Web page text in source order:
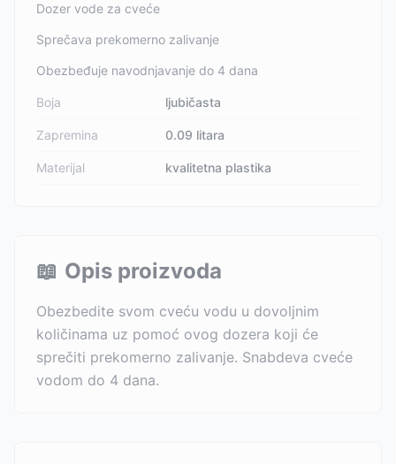
Dozer vode za cveće
Sprečava prekomerno zalivanje
Obezbeđuje navodnjavanje do 4 dana
Boja ljubičasta
Zapremina 0.09 litara
Materijal kvalitetna plastika
📖 Opis proizvoda
Obezbedite svom cveću vodu u dovoljnim
količinama uz pomoć ovog dozera koji će
sprečiti prekomerno zalivanje. Snabdeva cveće
vodom do 4 dana.